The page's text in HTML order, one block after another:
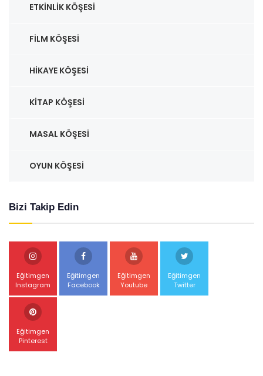
ETKINLIK KÖŞESI
FILM KÖŞESI
HIKAYE KÖŞESI
KITAP KÖŞESI
MASAL KÖŞESI
OYUN KÖŞESI
Bizi Takip Edin
Eğitimgen
Instagram
Eğitimgen
Facebook
Eğitimgen
Youtube
Eğitimgen
Twitter
Eğitimgen
Pinterest